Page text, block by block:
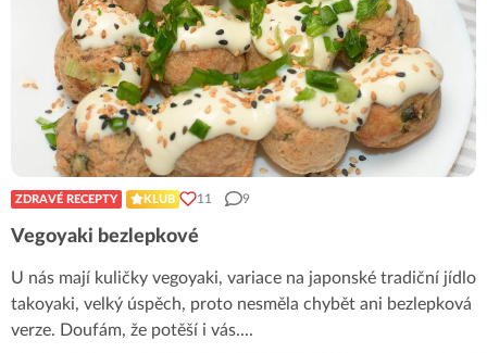
ZDRAVÉ RECEPTY KLUB 11 9
Vegoyaki bezlepkové
U nás mají kuličky vegoyaki, variace na japonské tradiční jídlo
takoyaki, velký úspěch, proto nesměla chybět ani bezlepková
verze. Doufám, že potěší i vás....